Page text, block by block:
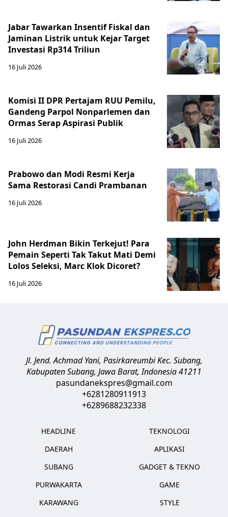
Jabar Tawarkan Insentif Fiskal dan
Jaminan Listrik untuk Kejar Target
Investasi Rp314 Triliun
16 Juli 2026
Komisi II DPR Pertajam RUU Pemilu,
Gandeng Parpol Nonparlemen dan
Ormas Serap Aspirasi Publik
16 Juli 2026
Prabowo dan Modi Resmi Kerja
Sama Restorasi Candi Prambanan
16 Juli 2026
John Herdman Bikin Terkejut! Para
Pemain Seperti Tak Takut Mati Demi
Lolos Seleksi, Marc Klok Dicoret?
16 Juli 2026
Jl. Jend. Achmad Yani, Pasirkareumbi Kec. Subang,
Kabupaten Subang, Jawa Barat,Indonesia41211
pasundanekspres@gmail.com
+6281280911913
+6289688232338
HEADLINE
DAERAH
SUBANG
PURWAKARTA
KARAWANG
TEKNOLOGI
APLIKASI
GADGET & TEKNO
GAME
STYLE